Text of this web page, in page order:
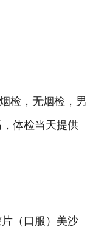
检，无烟检，男
体检当天提供
片（口服）美沙